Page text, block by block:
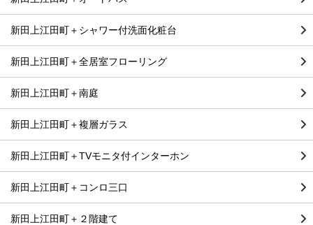
新田上江田町＋シャワー付洗面化粧台
新田上江田町＋全居室フローリング
新田上江田町＋南庭
新田上江田町＋複層ガラス
新田上江田町＋TVモニタ付インターホン
新田上江田町＋コンロ三口
新田上江田町＋２階建て